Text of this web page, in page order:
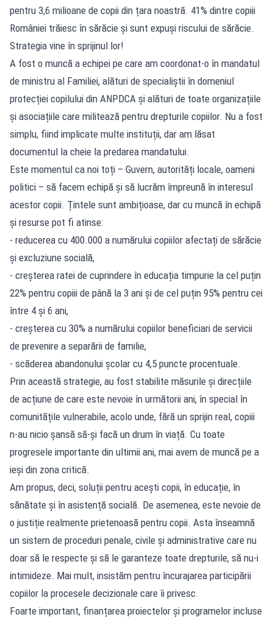
pentru 3,6 milioane de copii din țara noastră. 41% dintre copiii
României trăiesc în sărăcie și sunt expuși riscului de sărăcie.
Strategia vine în sprijinul lor!
A fost o muncă a echipei pe care am coordonat-o în mandatul
de ministru al Familiei, alături de specialiștii în domeniul
protecției copilului din ANPDCA și alături de toate organizațiile
și asociațiile care militează pentru drepturile copiilor. Nu a fost
simplu, fiind implicate multe instituții, dar am lăsat
documentul la cheie la predarea mandatului.
Este momentul ca noi toți – Guvern, autorități locale, oameni
politici – să facem echipă și să lucrăm împreună în interesul
acestor copii. Țintele sunt ambițioase, dar cu muncă în echipă
și resurse pot fi atinse:
- reducerea cu 400.000 a numărului copiilor afectați de sărăcie
și excluziune socială,
- creșterea ratei de cuprindere în educația timpurie la cel puțin
22% pentru copiii de până la 3 ani și de cel puțin 95% pentru cei
între 4 și 6 ani,
- creșterea cu 30% a numărului copiilor beneficiari de servicii
de prevenire a separării de familie,
- scăderea abandonului școlar cu 4,5 puncte procentuale.
Prin această strategie, au fost stabilite măsurile și direcțiile
de acțiune de care este nevoie în următorii ani, în special în
comunitățile vulnerabile, acolo unde, fără un sprijin real, copiii
n-au nicio șansă să-și facă un drum în viață. Cu toate
progresele importante din ultimii ani, mai avem de muncă pe a
ieși din zona critică.
Am propus, deci, soluții pentru acești copii, în educație, în
sănătate și în asistență socială. De asemenea, este nevoie de
o justiție realmente prietenoasă pentru copii. Asta înseamnă
un sistem de proceduri penale, civile și administrative care nu
doar să le respecte și să le garanteze toate drepturile, să nu-i
intimideze. Mai mult, insistăm pentru încurajarea participării
copiilor la procesele decizionale care îi privesc.
Foarte important, finanțarea proiectelor și programelor incluse